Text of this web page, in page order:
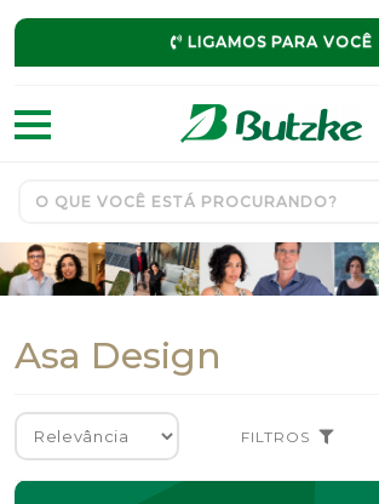
LIGAMOS PARA VOCÊ
Asa Design
FILTROS